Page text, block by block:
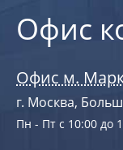
Офис
Офис м.
г. Москва,
Пн - Пт с 10:00 до